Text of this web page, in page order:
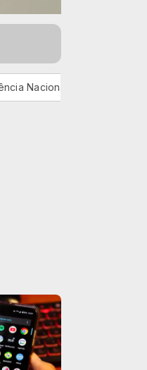
de Dados investiga